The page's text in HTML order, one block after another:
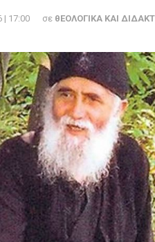
| 17:00 σε θΕΟΛΟΓΙΚΑ ΚΑΙ